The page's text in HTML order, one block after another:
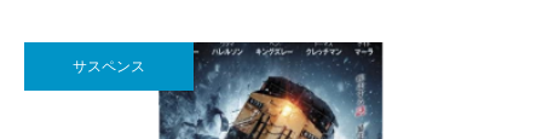
サスペンス